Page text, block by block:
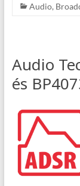
Audio,
Audio
és